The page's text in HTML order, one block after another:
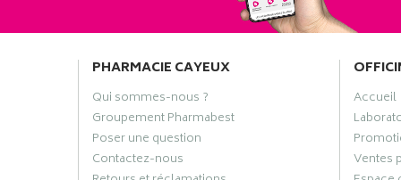
PHARMACIE CAYEUX
Qui sommes-nous ?
Groupement Pharmabest
Poser une question
Contactez-nous
Accueil
Ventes